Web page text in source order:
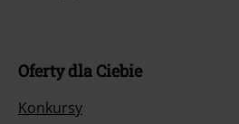
Oferty dla Ciebie
Konkursy